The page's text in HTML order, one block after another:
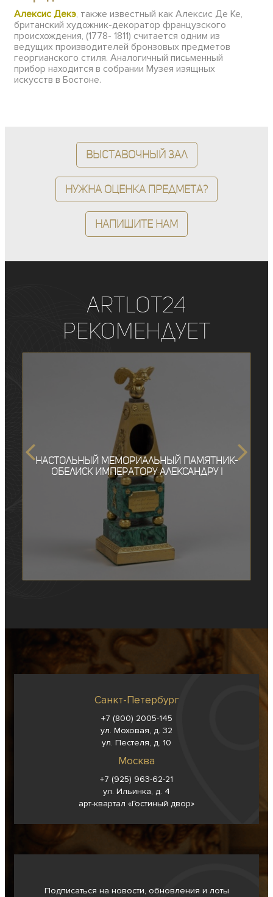
Алексис Декэ, также известный как Алексис Де Ке,
британский художник-декоратор французского
происхождения, (1778- 1811) считается одним из
ведущих производителей бронзовых предметов
георгианского стиля. Аналогичный письменный
прибор находится в собрании Музея изящных
искусств в Бостоне.
Выставочный зал
Нужна оценка предмета?
Напишите нам
ArtLot24
рекомендует
Настольный мемориальный памятник-
обелиск императору Александру I
Санкт-Петербург
+7 (800) 2005-145
ул. Моховая, д. 32
ул. Пестеля, д. 10
Москва
+7 (925) 963-62-21
ул. Ильинка, д. 4
арт-квартал «Гостиный двор»
Подписаться на новости, обновления и лоты